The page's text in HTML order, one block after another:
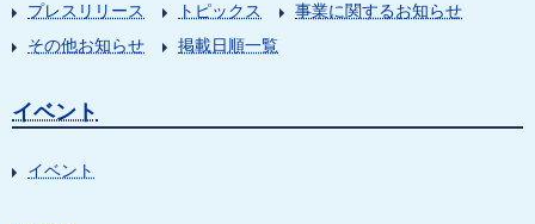
プレスリリース トピックス
事業に関するお知らせ
その他お知らせ
掲載日順一覧
イベント
イベント